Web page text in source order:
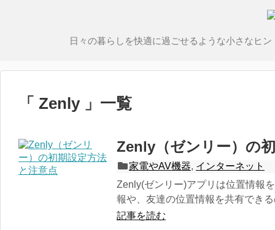
日々の暮らしを快適に過ごせるような小さなヒ
「 Zenly 」一覧
Zenly（ゼンリー）の
家電やAV機器, インターネット
Zenly(ゼンリー)アプリは位置情報
報や、友達の位置情報を共有でき
記事を読む